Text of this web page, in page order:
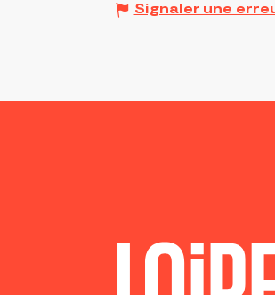
Signaler une